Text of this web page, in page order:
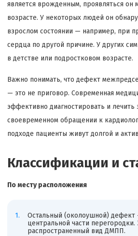
является врожденным, проявляться
возрасте. У некоторых людей он
взрослом состоянии — например, при
сердца по другой причине. У других
в детстве или подростковом возрасте.
Важно понимать, что дефект
— это не приговор. Современная
эффективно диагностировать и лечить
своевременном обращении к
подходе пациенты живут долгой и
Классификации и
По месту расположения
Остальный (околоушной) дефект
центральной части перегородки.
распространенный вид ДМПП.